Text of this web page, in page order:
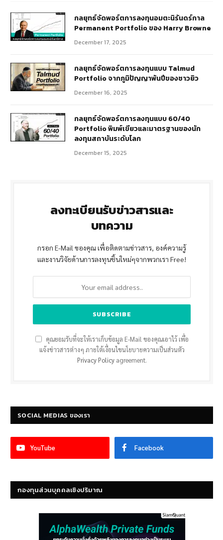
กลยุทธ์​จัดพอร์ตการลงทุนอมตะนิรันดร์กาล
Permanent Portfolio ของ Harry Browne
December 17, 2025
กลยุทธ์จัดพอร์ตการลงทุนแบบ Talmud
Portfolio จากภูมิปัญญาพันปีของชาวยิว
December 16, 2025
กลยุทธ์จัดพอร์ตการลงทุนแบบ 60/40
Portfolio พิมพ์เขียวและมาตรฐานของนัก
ลงทุนสถาบันระดับโลก
December 15, 2025
ลงทะเบียนรับข่าวสารและ
บทความ
กรอก E-Mail ของคุณ เพื่อติดตามข่าวสาร, องค์ความรู้
และงานวิจัยด้านการลงทุนชิ้นใหม่ๆจากพวกเรา Free!
คุณยอมรับที่จะให้เราเก็บข้อมูล E-Mail ของคุณเอาไว้ เพื่อ
แจ้งข่าวสารต่างๆ ภายใต้เงื่อนไขนโยบายความเป็นส่วนตัว
Privacy Policyagreement.
SOCIAL MEDIAS ของเรา
YouTube Facebook
กองทุนส่วนบุคคลเชิงปริมาณ